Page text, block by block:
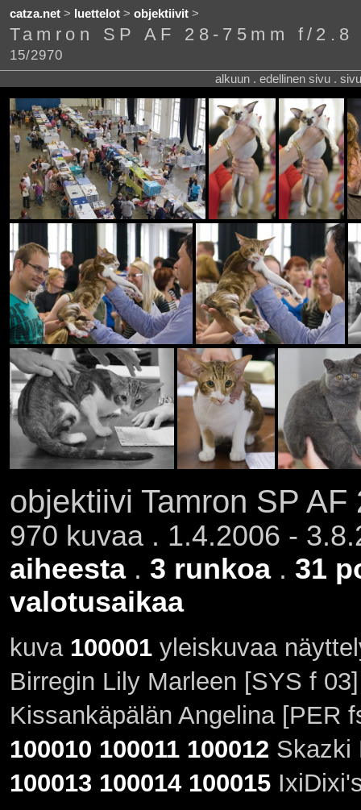
catza.net> luettelot> objektiivit>
Tamron SP AF 28-75mm f/
15/2970
alkuun . edellinen sivu .
objektiivi Tamron SP
970 kuvaa . 1.4.2006 -
aiheesta. 3 runkoa. 31
valotusaikaa
kuva 100001yleiskuvaa
Birregin Lily Marleen [SYS f
Kissankäpälän Angelina [PER
100010 100011 100012 Skazki
100013 100014 100015